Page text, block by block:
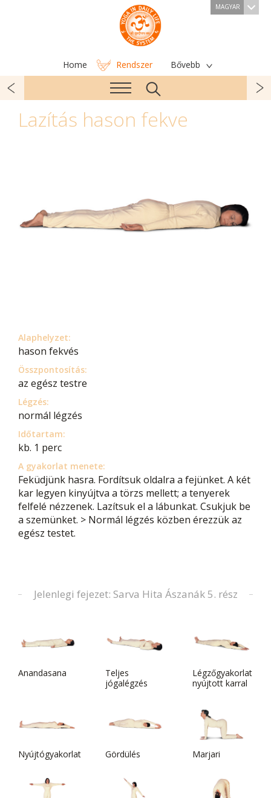
MAGYAR
Home Rendszer Bővebb
Lazítás hason fekve
Alaphelyzet:
hason fekvés
Összpontosítás:
az egész testre
Légzés:
normál légzés
Időtartam:
kb. 1 perc
A gyakorlat menete:
Feküdjünk hasra. Fordítsuk oldalra a fejünket. A két
kar legyen kinyújtva a törzs mellett; a tenyerek
felfelé nézzenek. Lazítsuk el a lábunkat. Csukjuk be
a szemünket. > Normál légzés közben érezzük az
egész testet.
Jelenlegi fejezet: Sarva Hita Ászanák 5. rész
Anandasana
Teljes
jógalégzés
Légzőgyakorlat
nyújtott karral
Nyújtógyakorlat Gördülés Marjari